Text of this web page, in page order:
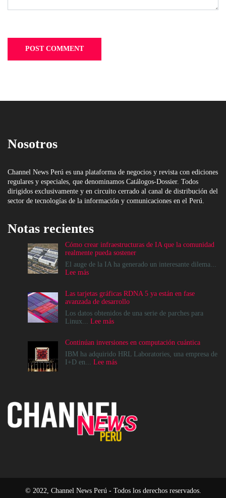
Nosotros
Channel News Perú es una plataforma de negocios y revista con ediciones
regulares y especiales, que denominamos Catálogos-Dossier. Todos
dirigidos exclusivamente y en circuito cerrado al canal de distribución del
sector de tecnologías de la información y comunicaciones en el Perú.
Notas recientes
Cómo crear infraestructuras de IA que la comunidad
realmente pueda sostener
El auge de la IA ha generado un interesante dilema...
Lee más:
infraestructuras
de
IA
que
realmente
pueda
sostener
Las tarjetas gráficas RDNA 5 ya están en fase
avanzada de desarrollo
Los datos obtenidos de una serie de parches para
Linux... Lee más:
gráficas
RDNA
5
avanzada
desarrollo
Continúan inversiones en computación cuántica
IBM ha adquirido HRL Laboratories, una empresa de
I+D en... Lee más:
© 2022, Channel News Perú - Todos los derechos reservados.